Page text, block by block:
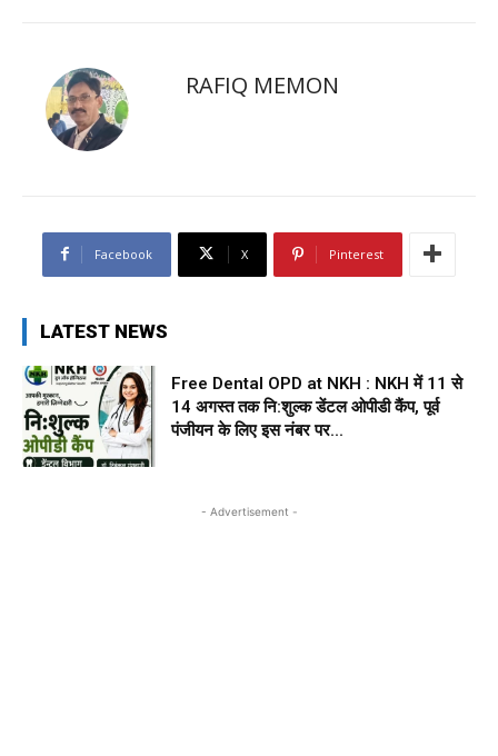
RAFIQ MEMON
Facebook X Pinterest
LATEST NEWS
Free Dental OPD at NKH : NKH में 11 से
14 अगस्त तक नि:शुल्क डेंटल ओपीडी कैंप, पूर्व
पंजीयन के लिए इस नंबर पर...
- Advertisement -